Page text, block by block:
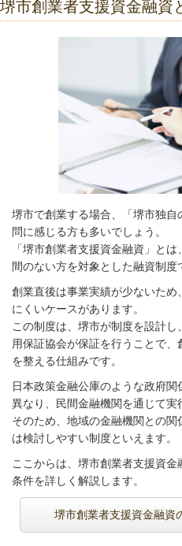
堺市創業者支援資金融資
堺市で創業する場合、「堺市独
問に感じる方も多いでしょう。
「堺市創業者支援資金融資」と
間のない方を対象とした融資制度
創業直後は事業実績が少ないた
にくいケースがあります。
この制度は、堺市が制度を設計
用保証協会が保証を行うことで
を整える仕組みです。
日本政策金融公庫のような政府
異なり、民間金融機関を通じて実
そのため、地域の金融機関との
は検討しやすい制度といえます。
ここからは、堺市創業者支援資
条件を詳しく解説します。
堺市創業者支援資金融資